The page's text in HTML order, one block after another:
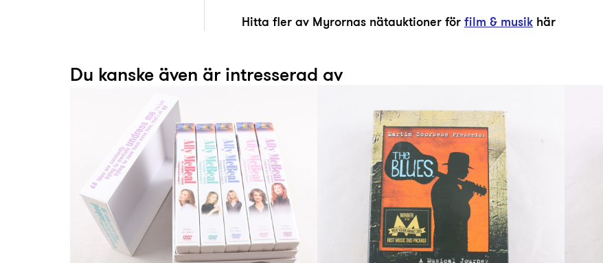
Hitta fler av Myrornas nätauktioner förfilm & musik här
Du kanske även är intresserad av